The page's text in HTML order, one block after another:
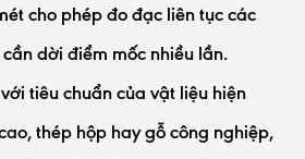
cho phép đo đạc liên tục các
dời điểm mốc nhiều lần.
tiêu chuẩn của vật liệu hiện
thép hộp hay gỗ công nghiệp,